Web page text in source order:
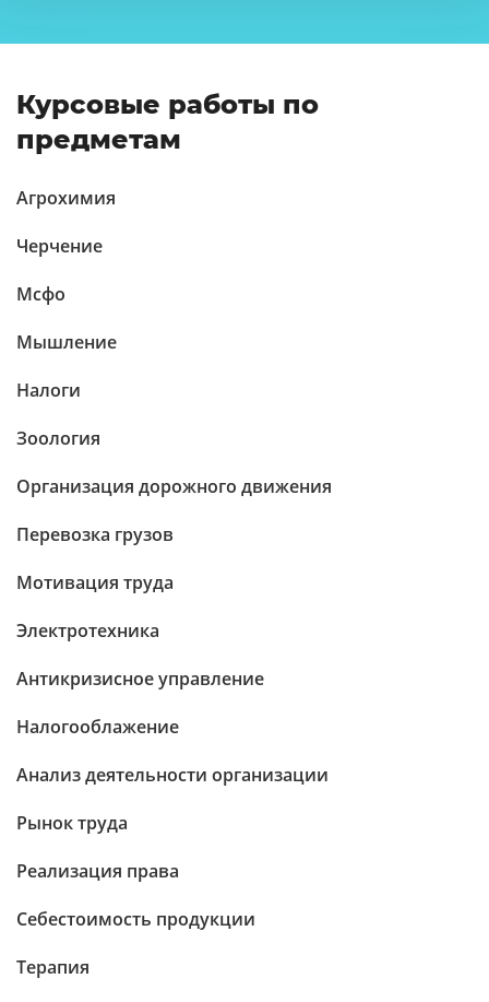
Курсовые работы по
предметам
Агрохимия
Черчение
Мсфо
Мышление
Налоги
Зоология
Организация дорожного движения
Перевозка грузов
Мотивация труда
Электротехника
Антикризисное управление
Налогооблажение
Анализ деятельности организации
Рынок труда
Реализация права
Себестоимость продукции
Терапия